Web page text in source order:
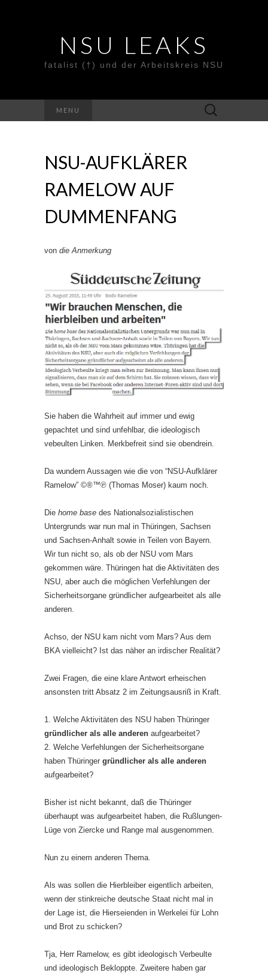
NSU LEAKS
fatalist (†) und der Arbeitskreis NSU
MENU
Suche
nach:
NSU-AUFKLÄRER
RAMELOW AUF
DUMMENFANG
von die Anmerkung
Sie haben die Wahrheit auf immer und ewig
gepachtet und sind unfehlbar, die ideologisch
vebeulten Linken. Merkbefreit sind sie obendrein.
Da wundern Aussagen wie die von “NSU-Aufklärer
Ramelow” ©®™℗ (Thomas Moser) kaum noch.
Die home base des Nationalsozialistischen
Untergrunds war nun mal in Thüringen, Sachsen
und Sachsen-Anhalt sowie in Teilen von Bayern.
Wir tun nicht so, als ob der NSU vom Mars
gekommen wäre. Thüringen hat die Aktivitäten des
NSU, aber auch die möglichen Verfehlungen der
Sicherheitsorgane gründlicher aufgearbeitet als alle
anderen.
Achso, der NSU kam nicht vom Mars? Aus dem
BKA vielleicht? Ist das näher an irdischer Realität?
Zwei Fragen, die eine klare Antwort erheischen
ansonsten tritt Absatz 2 im Zeitungsausriß in Kraft.
1. Welche Aktivitäten des NSU haben Thüringer
gründlicher als alle anderen aufgearbeitet?
2. Welche Verfehlungen der Sicherheitsorgane
haben Thüringer gründlicher als alle anderen
aufgearbeitet?
Bisher ist nicht bekannt, daß die Thüringer
überhaupt was aufgearbeitet haben, die Rußlungen-
Lüge von Ziercke und Range mal ausgenommen.
Nun zu einem anderen Thema.
Als was sollen die Hierbleiber eigentlich arbeiten,
wenn der stinkreiche deutsche Staat nicht mal in
der Lage ist, die Hierseienden in Werkelei für Lohn
und Brot zu schicken?
Tja, Herr Ramelow, es gibt ideologisch Verbeulte
und ideologisch Bekloppte. Zweitere haben gar